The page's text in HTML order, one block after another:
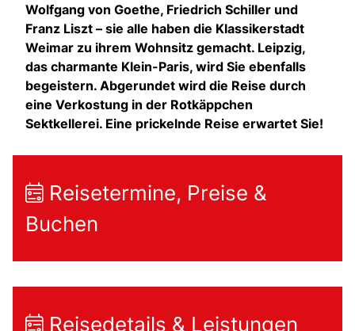
Wolfgang von Goethe, Friedrich Schiller und
Franz Liszt – sie alle haben die Klassikerstadt
Weimar zu ihrem Wohnsitz gemacht. Leipzig,
das charmante Klein-Paris, wird Sie ebenfalls
begeistern. Abgerundet wird die Reise durch
eine Verkostung in der Rotkäppchen
Sektkellerei. Eine prickelnde Reise erwartet Sie!
Reisetermine, Preise &
Buchen
Reisedetails & Leistungen